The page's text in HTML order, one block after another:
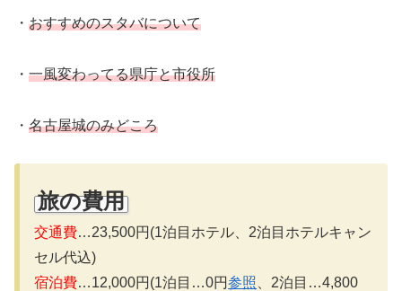
・ おすすめのスタバについて
・ 一風変わってる県庁と市役所
・ 名古屋城のみどころ
旅の費用
交通費…23,500円(1泊目ホテル、2泊目ホテルキャン
セル代込)
宿泊費…12,000円(1泊目…0円参照 、2泊目…4,800